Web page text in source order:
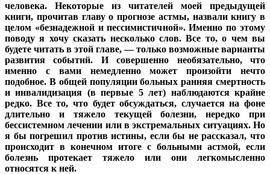
человека. Некоторые из читателей моей предыдущей
книги, прочитав главу о прогнозе астмы, назвали книгу в
целом «безнадежной и пессимистичной». Именно по этому
поводу я хочу сказать несколько слов. Все то, о чем вы
будете читать в этой главе, — только возможные варианты
развития событий. И совершенно необязательно, что
именно с вами немедленно может произойти нечто
подобное. В общей популяции больных ранняя смертность
и инвалидизация (в первые 5 лет) наблюдаются крайне
редко. Все то, что будет обсуждаться, случается на фоне
длительно и тяжело текущей болезни, нередко при
бессистемном лечении или в экстремальных ситуациях. Но
я бы погрешил против истины, если бы не рассказал, что
происходит в конечном итоге с больными астмой, если
болезнь протекает тяжело или они легкомысленно
относятся к ней.